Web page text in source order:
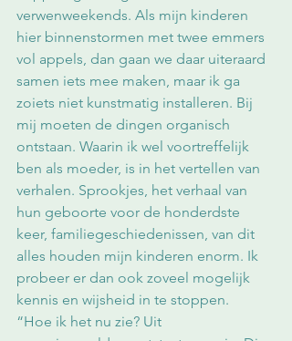
verwenweekends. Als mijn kinderen
hier binnenstormen met twee emmers
vol appels, dan gaan we daar uiteraard
samen iets mee maken, maar ik ga
zoiets niet kunstmatig installeren. Bij
mij moeten de dingen organisch
ontstaan. Waarin ik wel voortreffelijk
ben als moeder, is in het vertellen van
verhalen. Sprookjes, het verhaal van
hun geboorte voor de honderdste
keer, familiegeschiedenissen, van dit
alles houden mijn kinderen enorm. Ik
probeer er dan ook zoveel mogelijk
kennis en wijsheid in te stoppen.
“Hoe ik het nu zie? Uit